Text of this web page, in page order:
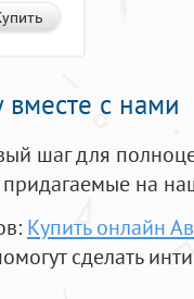
вместе с нами
шаг для
на
Купить онлайн
сделать